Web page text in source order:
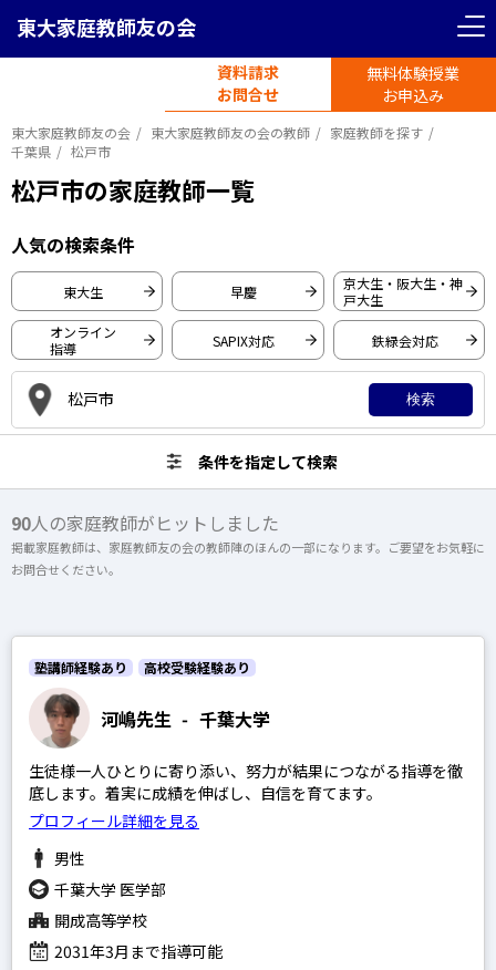
東大家庭教師友の会
資料請求
お問合せ
無料体験授業
お申込み
＜ 戻る
早稲田大学
慶應義塾大学
一橋大学
東京工業大学
京都大学
大阪大学
開成高等学校
桜蔭高等学校
女子学院高等学校
筑波大学附属駒場高等学校
渋谷教育学園幕張高等学校
灘高等学校
SAPIX
日能研
東大家庭教師友の会 東大家庭教師友の会の教師
家庭教師を探す
千葉県
松戸市
松戸市の家庭教師一覧
人気の検索条件
東大生 早慶
京大生・阪大生・神
戸大生
オンライン
指導
SAPIX対応 鉄緑会対応
松戸市 検索
条件を指定して検索
90人の家庭教師がヒットしました
掲載家庭教師は、家庭教師友の会の教師陣のほんの一部になります。ご要望をお気軽に
お問合せください。
河嶋先生 - 千葉大学
塾講師経験あり 高校受験経験あり
生徒様一人ひとりに寄り添い、努力が結果につながる指導を徹
底します。着実に成績を伸ばし、自信を育てます。
プロフィール詳細を見る
男性
千葉大学 医学部
開成高等学校
2031年3月まで指導可能
＜ 戻る リセット
東京都 神奈川県
埼玉県
関西圏エリア
大阪府 京都府
上記以外のエリア（海外含む）はオンライン指導で対応可能です
オンライン家庭教師